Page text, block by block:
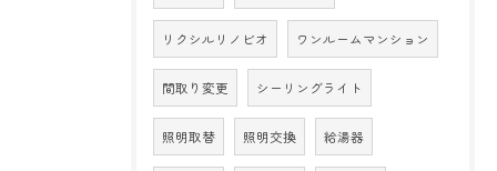
リクシルリノビオ ワンルームマンション
間取り変更 シーリングライト
照明取替 照明交換 給湯器